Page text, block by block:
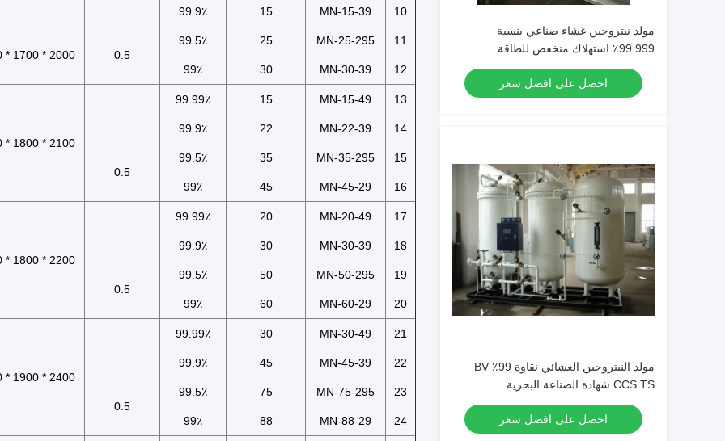
مولد نيتروجين غشاء صناعي بنسبة
99.999٪ استهلاك منخفض للطاقة
احصل على افضل سعر
مولد النيتروجين الغشائي نقاوة 99٪ BV
CCS TS شهادة الصناعة البحرية
احصل على افضل سعر
10
11
12
MN-15-39
MN-25-295
MN-30-39
15
25
30
99.9٪
99.5٪
99٪
0.5
2000 * 1700 * 2250
13
14
15
16
MN-15-49
MN-22-39
MN-35-295
MN-45-29
15
22
35
45
99.99٪
99.9٪
99.5٪
99٪
0.5
2100 * 1800 * 2200
17
18
19
20
MN-20-49
MN-30-39
MN-50-295
MN-60-29
20
30
50
60
99.99٪
99.9٪
99.5٪
99٪
0.5
2200 * 1800 * 2200
21
22
23
24
MN-30-49
MN-45-39
MN-75-295
MN-88-29
30
45
75
88
99.99٪
99.9٪
99.5٪
99٪
0.5
2400 * 1900 * 2200